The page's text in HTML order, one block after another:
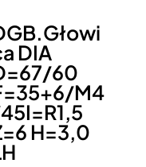
DIA
60
M4
H=3,0